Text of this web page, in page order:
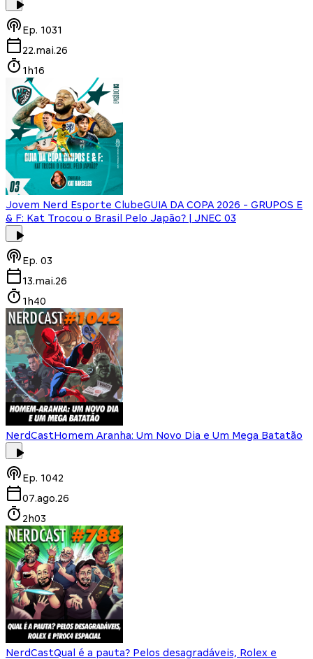
Ep. 1031
22.mai.26
1h16
Jovem Nerd Esporte ClubeGUIA DA COPA 2026 - GRUPOS E
& F: Kat Trocou o Brasil Pelo Japão? | JNEC 03
Ep. 03
13.mai.26
1h40
NerdCastHomem Aranha: Um Novo Dia e Um Mega Batatão
Ep. 1042
07.ago.26
2h03
NerdCastQual é a pauta? Pelos desagradáveis, Rolex e